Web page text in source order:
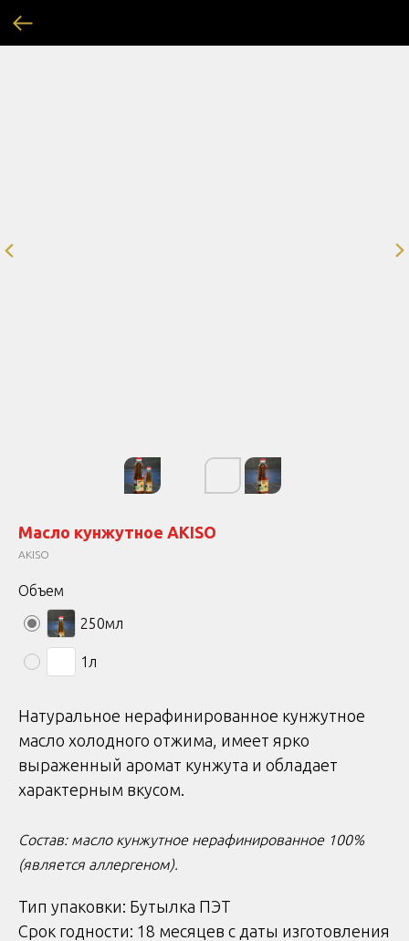
Масло кунжутное AKISO
AKISO
Объем
250мл
1л
Натуральное нерафинированное кунжутное
масло холодного отжима, имеет ярко
выраженный аромат кунжута и обладает
характерным вкусом.
Состав: масло кунжутное нерафинированное 100%
(является аллергеном).
Тип упаковки: Бутылка ПЭТ
Срок годности: 18 месяцев с даты изготовления